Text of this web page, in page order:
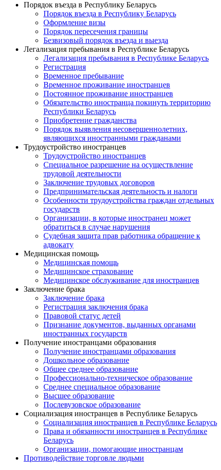
Порядок въезда в Республику Беларусь
Порядок въезда в Республику Беларусь
Оформление визы
Порядок пересечения границы
Безвизовый порядок въезда и выезда
Легализация пребывания в Республике Беларусь
Легализация пребывания в Республике Беларусь
Регистрация
Временное пребывание
Временное проживание иностранцев
Постоянное проживание иностранцев
Обязательство иностранца покинуть территорию
Республики Беларусь
Приобретение гражданства
Порядок выявления несовершеннолетних,
являющихся иностранными гражданами
Трудоустройство иностранцев
Трудоустройство иностранцев
Специальное разрешение на осуществление
трудовой деятельности
Заключение трудовых договоров
Предпринимательская деятельность и налоги
Особенности трудоустройства граждан отдельных
государств
Организации, в которые иностранец может
обратиться в случае нарушения
Судебная защита прав работника обращение к
адвокату
Медицинская помощь
Медицинская помощь
Медицинское страхование
Медицинское обслуживание для иностранцев
Заключение брака
Заключение брака
Регистрация заключения брака
Правовой статус детей
Признание документов, выданных органами
иностранных государств
Получение иностранцами образования
Получение иностранцами образования
Дошкольное образование
Общее среднее образование
Профессионально-техническое образование
Среднее специальное образование
Высшее образование
Послевузовское образование
Социализация иностранцев в Республике Беларусь
Социализация иностранцев в Республике Беларусь
Права и обязанности иностранцев в Республике
Беларусь
Oрганизации, помогающие иностранцам
Противодействие торговле людьми